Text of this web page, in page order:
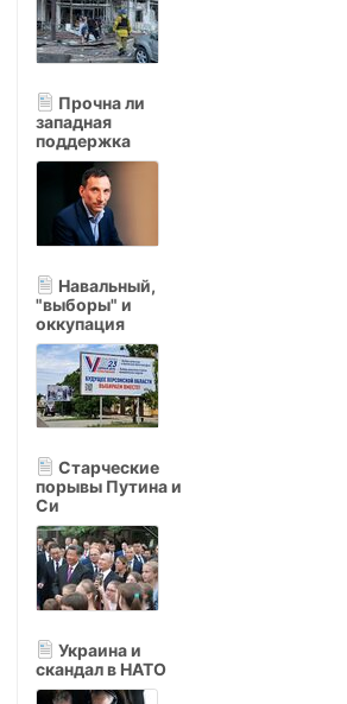
Прочна ли
западная
поддержка
Навальный,
"выборы" и
оккупация
Старческие
порывы Путина и
Си
Украина и
скандал в НАТО